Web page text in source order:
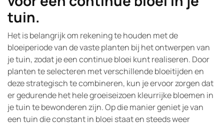
tuin.
Het is belangrijk om rekening te houden met de
bloeiperiode van de vaste planten bij het ontwerpen van
je tuin, zodat je een continue bloei kunt realiseren. Door
planten te selecteren met verschillende bloeitijden en
deze strategisch te combineren, kun je ervoor zorgen dat
er gedurende het hele groeiseizoen kleurrijke bloemen in
je tuin te bewonderen zijn. Op die manier geniet je van
een tuin die constant in bloei staat en steeds weer